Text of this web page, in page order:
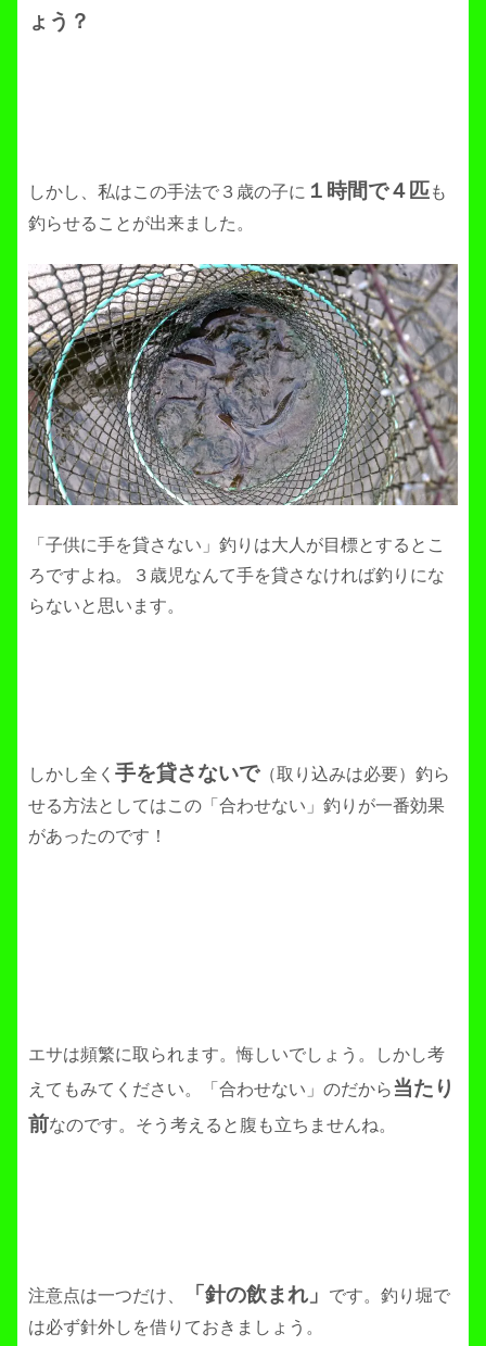
ょう？
しかし、私はこの手法で３歳の子に １時間で４匹も
釣らせることが出来ました。
「子供に手を貸さない」釣りは大人が目標とするとこ
ろですよね。３歳児なんて手を貸さなければ釣りにな
らないと思います。
しかし全く 手を貸さないで（取り込みは必要）釣ら
せる方法としてはこの「合わせない」釣りが一番効果
があったのです！
エサは頻繁に取られます。悔しいでしょう。しかし考
えてもみてください。「合わせない」のだから当たり
前なのです。そう考えると腹も立ちませんね。
注意点は一つだけ、 「針の飲まれ」
です。釣り堀で
は必ず針外しを借りておきましょう。